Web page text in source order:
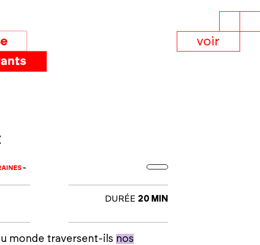
voir
⌁
DURÉE 20 MIN
monde traversent-ils nos